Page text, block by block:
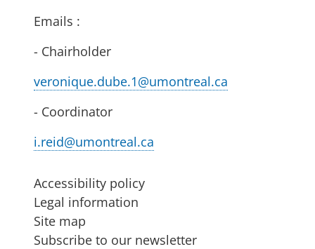
Emails :
- Chairholder
veronique.dube.1@umontreal.ca
- Coordinator
i.reid@umontreal.ca
Accessibility policy
Legal information
Site map
Subscribe to our newsletter